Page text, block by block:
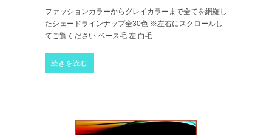
ファッションカラーからグレイカラーまで全てを網羅し
たシェードラインナップ全30色 ※左右にスクロールし
てご覧ください ベース毛 左 白毛 ...
続きを読む